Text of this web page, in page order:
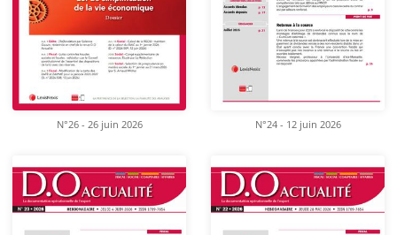
N°26 - 26 juin 2026 N°24 - 12 juin 2026